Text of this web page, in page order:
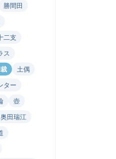
勝間田
二支
ス
土偶
ター
壺
奥田瑞江